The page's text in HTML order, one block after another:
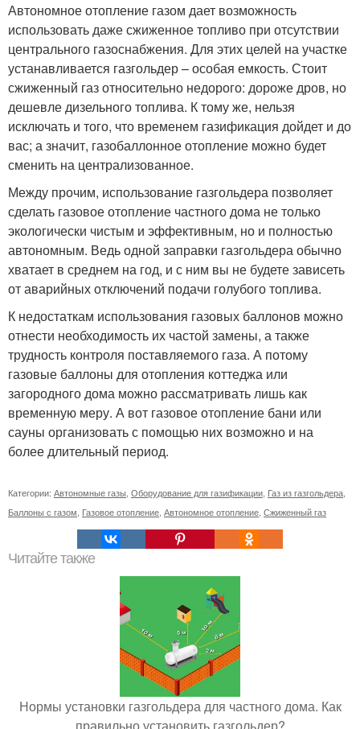
Автономное отопление газом дает возможность
использовать даже сжиженное топливо при отсутствии
центрального газоснабжения. Для этих целей на участке
устанавливается газгольдер – особая емкость. Стоит
сжиженный газ относительно недорого: дороже дров, но
дешевле дизельного топлива. К тому же, нельзя
исключать и того, что временем газификация дойдет и до
вас; а значит, газобаллонное отопление можно будет
сменить на централизованное.
Между прочим, использование газгольдера позволяет
сделать газовое отопление частного дома не только
экологически чистым и эффективным, но и полностью
автономным. Ведь одной заправки газгольдера обычно
хватает в среднем на год, и с ним вы не будете зависеть
от аварийных отключений подачи голубого топлива.
К недостаткам использования газовых баллонов можно
отнести необходимость их частой замены, а также
трудность контроля поставляемого газа. А потому
газовые баллоны для отопления коттеджа или
загородного дома можно рассматривать лишь как
временную меру. А вот газовое отопление бани или
сауны организовать с помощью них возможно и на
более длительный период.
Категории: Автономные газы Оборудование для газификации Газ из газгольдера
Баллоны с газом Газовое отопление Автономное отопление Сжиженный газ
Читайте также
Нормы установки газгольдера для частного дома. Как